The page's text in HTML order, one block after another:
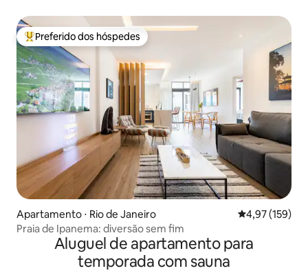
Entre os melhores preferidos dos hóspedes
Preferido dos hóspedes
Apartamento ⋅ Rio de Janeiro 4,97 de uma
4,97 (159)
Praia de Ipanema: diversão sem fim
Aluguel de apartamento para
temporada com sauna